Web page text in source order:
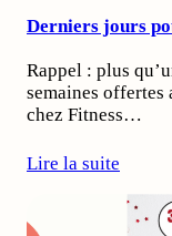
Derniers jours
Rappel : plus
semaines offertes
chez Fitness…
Lire la suite